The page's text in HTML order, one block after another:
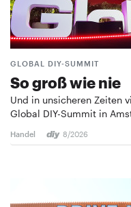
GLOBAL DIY-SUMMIT
So groß wie nie
Und in unsicheren Zeiten
Global DIY-Summit in
Handel 8/2026